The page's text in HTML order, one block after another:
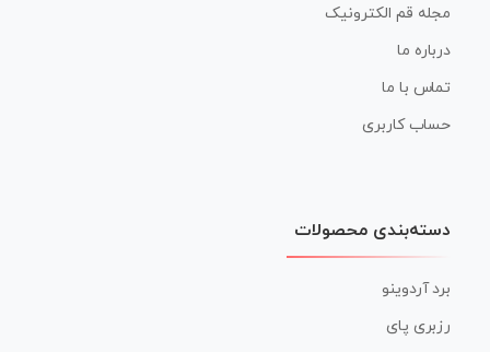
مجله قم الکترونیک
درباره ما
تماس با ما
حساب کاربری
دسته‌بندی محصولات
برد آردوینو
رزبری پای